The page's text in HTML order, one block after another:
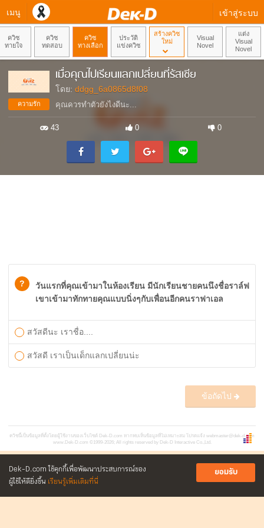
เมนู เข้าสู่ระบบ
Dek-D.com ใช้คุกกี้เพื่อพัฒนาประสบการณ์ของ
ผู้ใช้ให้ดียิ่งขึ้น เรียนรู้เพิ่มเติมที่นี่
ยอมรับ
ควิซ
ทายใจ
ควิซ
ทดสอบ
ควิซ
ทางเลือก
ประวัติ
แข่งควิซ
สร้างควิซ
ใหม่
Visual
Novel
แต่ง
Visual
Novel
ความรัก
เมื่อคุณไปเรียนแลกเปลี่ยนที่รัสเซีย
โดย: ddgg_6a0865d8f08
คุณควรทำตัวยังไงดีนะ...
43 0 0
?
วันแรกที่คุณเข้ามาในห้องเรียน มีนักเรียนชายคนนึงชื่อราล์ฟ
เขาเข้ามาทักทายคุณแบบนิ่งๆกับเพื่อนอีกคนราฟาเอล
สวัสดีนะ เราชื่อ....
สวัสดี เราเป็นเด็กแลกเปลี่ยนน่ะ
ข้อถัดไป
ควิซนี้เป็นข้อมูลที่ตั้งโดยผู้ใช้งานของเว็บไซต์ Dek-D.com หากพบเห็นข้อมูลที่ไม่เหมาะสม โปรดแจ้ง webmaster@dek-d.com
www.Dek-D.com ©1999-2026; All rights reserved by Dek-D Interactive Co.,Ltd.